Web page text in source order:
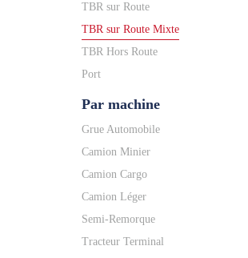
TBR sur Route
TBR sur Route Mixte
TBR Hors Route
Port
Par machine
Grue Automobile
Camion Minier
Camion Cargo
Camion Léger
Semi-Remorque
Tracteur Terminal